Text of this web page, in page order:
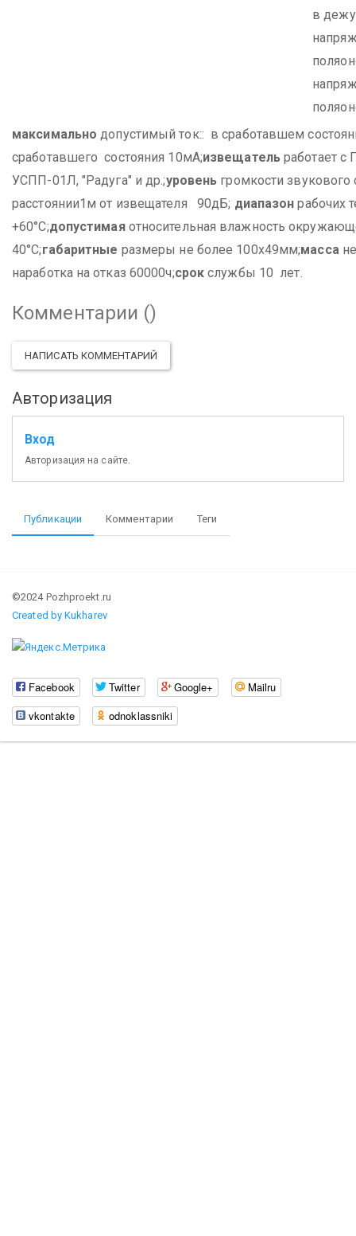
в
максимально допустимый ток:: в сработавшем
сработавшего состояния 10мА;извещательработает
УСПП-01Л, "Радуга" и др.;уровень громкости
расстоянии1 м от извещателя 90дБ; диапазон рабочих
+60°С;допустимаяотносительная влажность
40°С;габаритные размеры не более 100х49мм;масса
наработка на отказ 60000ч;срок службы 10 лет.
Комментарии ()
НАПИСАТЬ КОММЕНТАРИЙ
Авторизация
Вход
Авторизация на сайте.
Публикации Комментарии Теги
©2024 Pozhproekt.ru
Created by Kukharev
Facebook Twitter Google+
Mailru
vkontakte
odnoklassniki